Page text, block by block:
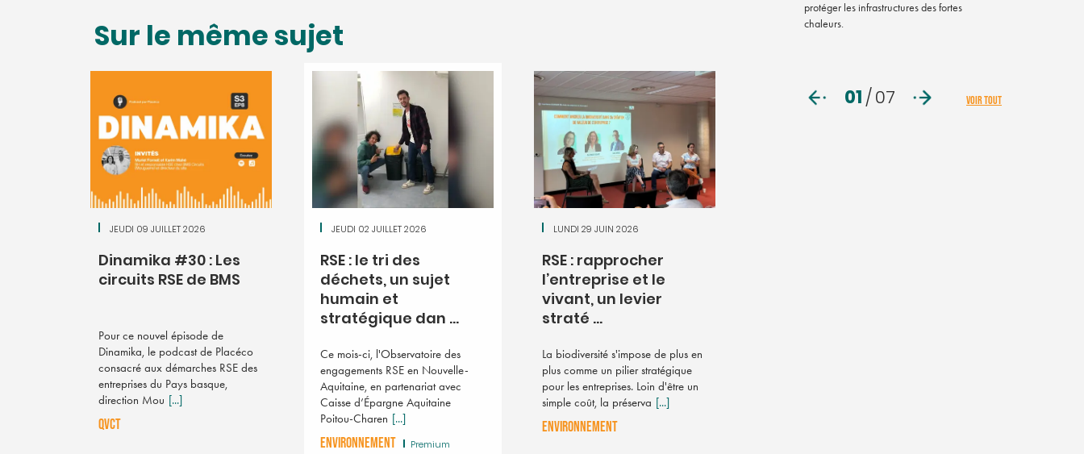
Sur le même sujet
JEUDI 09 JUILLET 2026
Dinamika #30 : Les
circuits RSE de BMS
Pour ce nouvel épisode de
Dinamika, le podcast de Placéco
consacré aux démarches RSE des
entreprises du Pays basque,
direction Mou [...]
QVCT
JEUDI 02 JUILLET 2026
RSE : le tri des
déchets, un sujet
humain et
stratégique dan ...
Ce mois-ci, l'Observatoire des
engagements RSE en Nouvelle-
Aquitaine, en partenariat avec
Caisse d’Épargne Aquitaine
Poitou-Charen [...]
ENVIRONNEMENT Premium
LUNDI 29 JUIN 2026
RSE : rapprocher
l’entreprise et le
vivant, un levier
straté ...
La biodiversité s'impose de plus en
plus comme un pilier stratégique
pour les entreprises. Loin d'être un
simple coût, la préserva [...]
ENVIRONNEMENT
protéger les infrastructures des fortes
chaleurs.
01/07 VOIR TOUT